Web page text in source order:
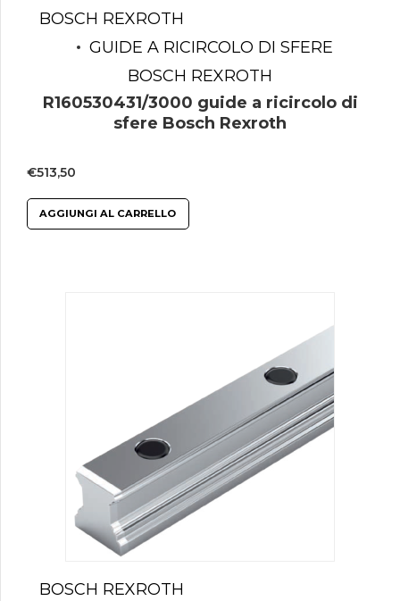
BOSCH REXROTH
GUIDE A RICIRCOLO DI SFERE
BOSCH REXROTH
R160530431/3000 guide a ricircolo di
sfere Bosch Rexroth
€513,50
AGGIUNGI AL CARRELLO
BOSCH REXROTH